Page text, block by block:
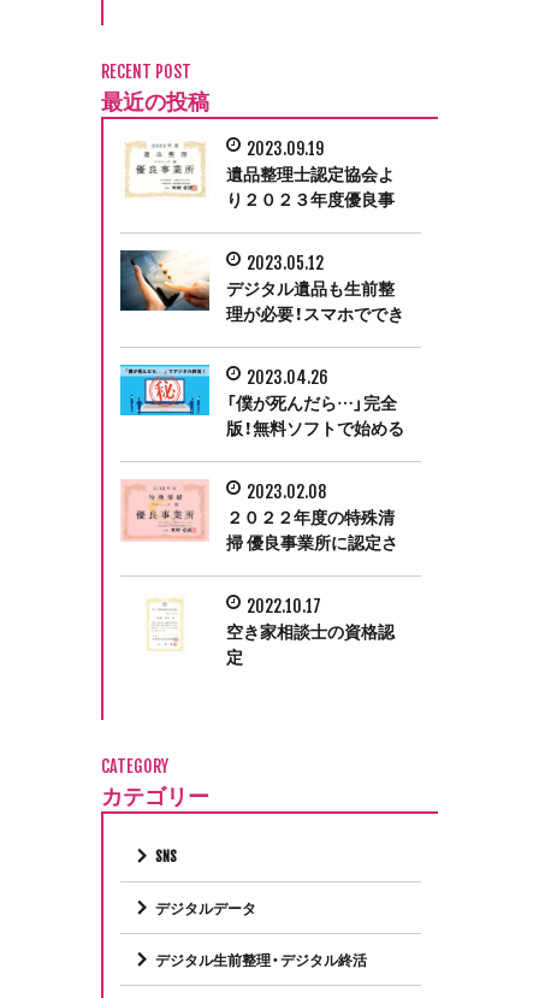
RECENT POST
最近の投稿
2023.09.19
遺品整理士認定協会よ
り２０２３年度優良事
2023.05.12
デジタル遺品も生前整
理が必要！スマホででき
ぎ
2023.04.26
「僕が死んだら…」完全
版！無料ソフトで始める
2023.02.08
２０２２年度の特殊清
掃 優良事業所に認定さ
2022.10.17
空き家相談士の資格認
定
CATEGORY
カテゴリー
SNS
デジタルデータ
デジタル生前整理・デジタル終活